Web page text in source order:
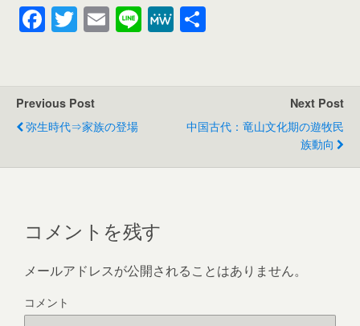
F
a
e
b
o
T
wi
er
E
m
Li
n
M
e
Previous Post
弥生時代⇒家族の登場
Next Post
中国古代：竜山文化期の遊牧民
族動向
コメントを残す
メールアドレスが公開されることはありません。
コメント